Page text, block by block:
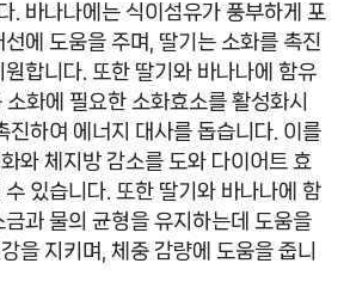
. 바나나에는 식이섬유가 풍부하게 포
에 도움을 주며, 딸기는 소화를 촉진
합니다. 또한 딸기와 바나나에 함유
화에 필요한 소화효소를 활성화시
진하여 에너지 대사를 돕습니다. 이를
와 체지방 감소를 도와 다이어트 효
있습니다. 또한 딸기와 바나나에 함
과 물의 균형을 유지하는데 도움을
을 지키며, 체중 감량에 도움을 줍니